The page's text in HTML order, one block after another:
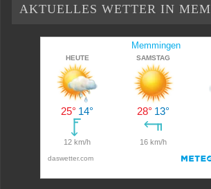
AKTUELLES WETTER IN